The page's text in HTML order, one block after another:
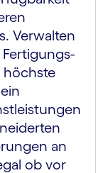
Verwalten
Fertigungs-
höchste
an
ob vor